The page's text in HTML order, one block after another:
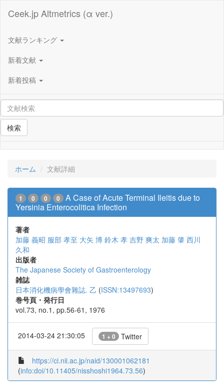
Ceek.jp Altmetrics (α ver.)
文献ランキング
新着文献
新着投稿
検索
ホーム 文献詳細
1 0 0 0
A Case of Acute Terminal Ileitis due to
Yersinia Enterocolitica Infection
著者
加藤 義昭 服部 孝至 大矢 博 鈴木 孝 吉野 爽太 加藤 肇 西川
久和
出版者
The Japanese Society of Gastroenterology
雑誌
日本消化機病學會雜誌. 乙 (ISSN:13497693)
巻号頁・発行日
vol.73, no.1, pp.56-61, 1976
2014-03-24 21:30:05 1 + 0 Twitter
https://ci.nii.ac.jp/naid/130001062181
(info:doi/10.11405/nisshoshi1964.73.56)